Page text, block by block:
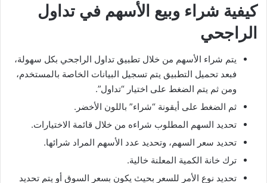
كيفية شراء وبيع الأسهم في تداول
الراجحي
يتم شراء الأسهم من خلال تطبيق تداول الراجحي بكل سهولة،
فبعد تحميل التطبيق يتم تسجيل البيانات الخاصة بالمستخدم،
ومن ثم يتم الضغط على اختيار “تداول”.
ثم الضغط على أيقونة “شراء” باللون الأخضر.
تحديد السهم المطلوب شراءه من خلال قائمة الاختيارات.
تحديد سعر السهم، وتحديد عدد الأسهم المراد شرائها.
ترك خانة الكمية المعلنة خالية.
تحديد نوع الأمر للسعر بحيث يكون بسعر السوق أو يتم تحديد